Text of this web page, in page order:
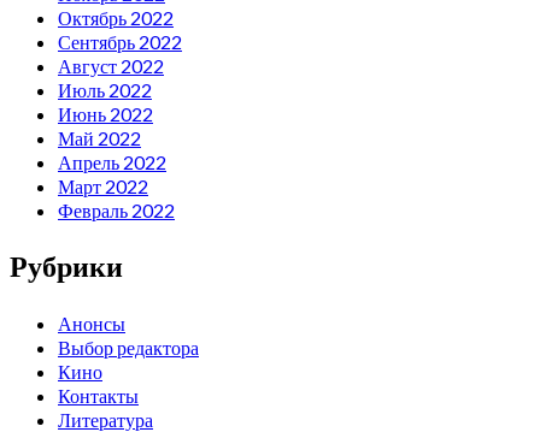
Октябрь 2022
Сентябрь 2022
Август 2022
Июль 2022
Июнь 2022
Май 2022
Апрель 2022
Март 2022
Февраль 2022
Рубрики
Анонсы
Выбор редактора
Кино
Контакты
Литература